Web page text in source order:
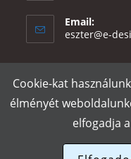
Email:
eszter@e-
Rólunk Szállítás és
Póló
Cookie-kat
élményét
elfogadja